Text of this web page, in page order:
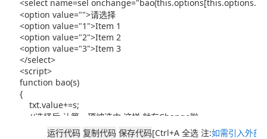
[Ctrl+A 全选 注:如需引入外部